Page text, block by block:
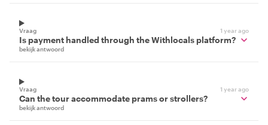
Vraag 1 year ago
Is payment handled through the Withlocals platform?
bekijk antwoord
Vraag 1 year ago
Can the tour accommodate prams or strollers?
bekijk antwoord